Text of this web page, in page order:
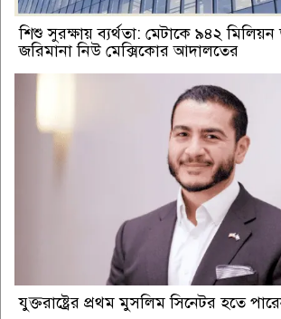
শিশু সুরক্ষায় ব্যর্থতা: মেটাকে ৯৪২
জরিমানা নিউ মেক্সিকোর আদালতের
যুক্তরাষ্ট্রের প্রথম মুসলিম সিনেটর হতে